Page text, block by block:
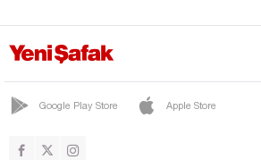
Yozgat
Zonguldak
Google Play Store Apple Store